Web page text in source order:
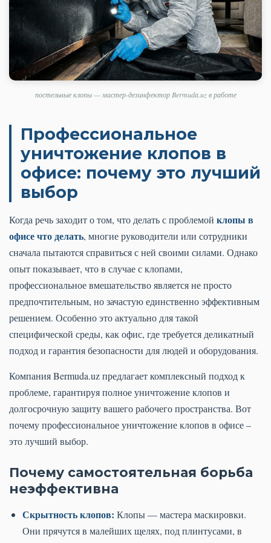
постельные клопы — мастер-дезинфектор Bermuda.uz в работе
Профессиональное
уничтожение клопов в
офисе: почему это лучший
выбор
Когда речь заходит о том, что делать с проблемой клопы в
офисе что делать, многие руководители или сотрудники
сначала пытаются справиться с ней своими силами. Однако
опыт показывает, что в случае с клопами,
профессиональное вмешательство является не просто
предпочтительным, но зачастую единственно эффективным
решением. Особенно это актуально для такой
специфической среды, как офис, где требуется деликатный
подход и гарантия безопасности для людей и оборудования.
Компания Bermuda.uz предлагает комплексный подход к
проблеме, гарантируя полное уничтожение клопов и
долгосрочную защиту вашего рабочего пространства. Вот
почему профессиональное уничтожение клопов в офисе –
это лучший выбор.
Почему самостоятельная борьба
неэффективна
Скрытность клопов: Клопы — мастера маскировки.
Они прячутся в малейших щелях, под плинтусами, в